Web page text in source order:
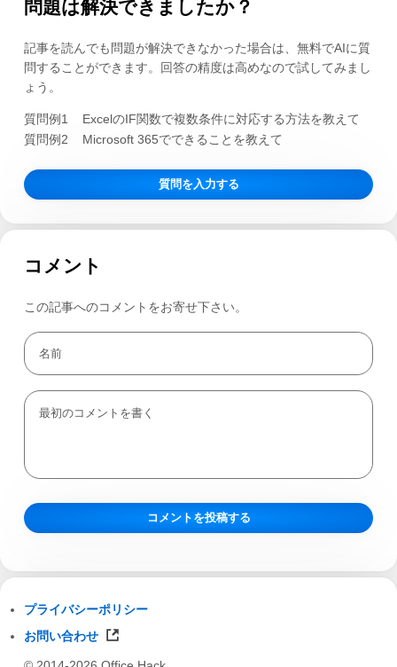
問題は解決できましたか？
記事を読んでも問題が解決できなかった場合は、無料でAIに質
問することができます。回答の精度は高めなので試してみまし
ょう。
質問例1
ExcelのIF関数で複数条件に対応する方法を教えて
質問例2
Microsoft 365でできることを教えて
質問を入力する
コメント
この記事へのコメントをお寄せ下さい。
プライバシーポリシー
お問い合わせ